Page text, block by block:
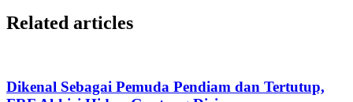
Related articles
Dikenal Sebagai Pemuda Pendiam dan Tertutup,